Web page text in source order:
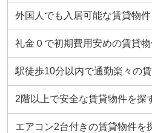
外国人でも入居可能な賃貸物
礼金０で初期費用安めの賃貸
駅徒歩10分以内で通勤楽々の
2階以上で安全な賃貸物件を探
エアコン2台付きの賃貸物件を